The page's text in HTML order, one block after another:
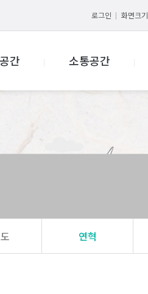
로그인 화면크기
간 소통공간
연혁